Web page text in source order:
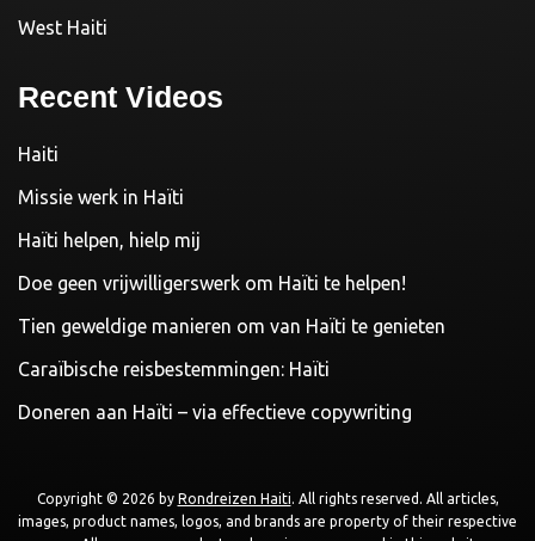
West Haiti
Recent Videos
Haiti
Missie werk in Haïti
Haïti helpen, hielp mij
Doe geen vrijwilligerswerk om Haïti te helpen!
Tien geweldige manieren om van Haïti te genieten
Caraïbische reisbestemmingen: Haïti
Doneren aan Haïti – via effectieve copywriting
Copyright © 2026 by Rondreizen Haiti. All rights reserved. All articles,
images, product names, logos, and brands are property of their respective